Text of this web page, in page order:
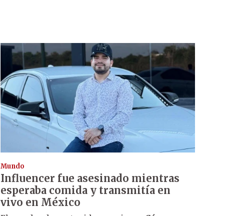
Mundo
Influencer fue asesinado mientras
esperaba comida y transmitía en
vivo en México